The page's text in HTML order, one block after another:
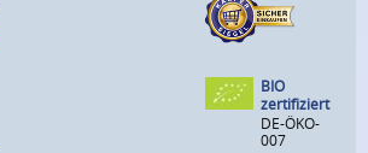
BIO
zertifiziert
DE-ÖKO-
007